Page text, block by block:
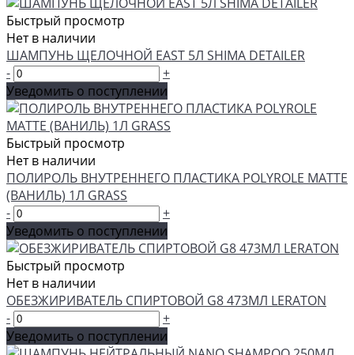
Быстрый просмотр
Нет в наличии
ШАМПУНЬ ЩЕЛОЧНОЙ EAST 5Л SHIMA DETAILER
-
+
Уведомить о поступлении
Быстрый просмотр
Нет в наличии
ПОЛИРОЛЬ ВНУТРЕННЕГО ПЛАСТИКА POLYROLE MATTE
(ВАНИЛЬ) 1Л GRASS
-
+
Уведомить о поступлении
Быстрый просмотр
Нет в наличии
ОБЕЗЖИРИВАТЕЛЬ СПИРТОВОЙ G8 473МЛ LERATON
-
+
Уведомить о поступлении